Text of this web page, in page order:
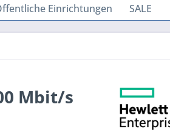
Einrichtungen SALE
Mbit/s